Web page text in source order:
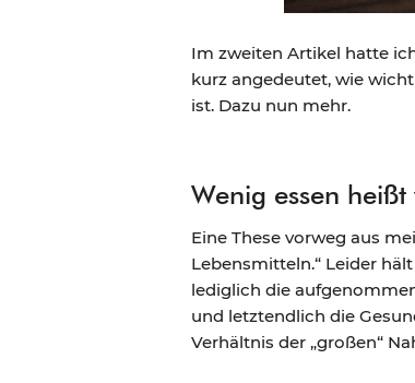
Im zweiten Artikel hatte
kurz angedeutet, wie
ist. Dazu nun mehr.
Wenig essen
Eine These vorweg aus
Lebensmitteln.“ Leider
lediglich die
und letztendlich die
Verhältnis der „großen“